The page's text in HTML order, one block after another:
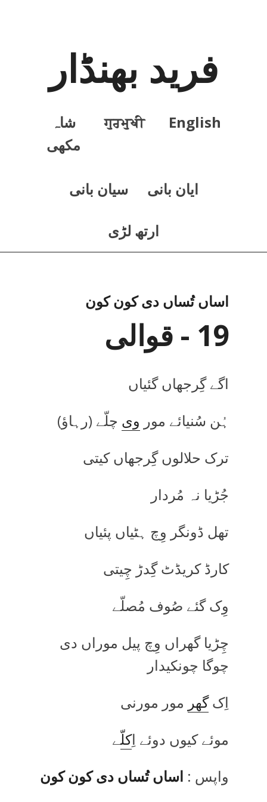
فرید بھنڈار
English
ਗੁਰਮੁਖੀ
شاہ
مکھی
ايان بانی سيان بانی
ارتھ لڑی
اساں تُساں دی کون کون
19 - قوالی
اگے گِرجھاں گئیاں
ہُن سُنیائے مور وی چلّے (رہاؤ)
ترک حلالوں گِرجھاں کیتی
جُڑیا نہ مُردار
تھل ڈونگر وِچ ہٹیاں پئیاں
کارڈ کریڈٹ گِدڑ چِیتی
وِک گئے صُوف مُصلّے
چِڑیا گھراں وِچ پیل موراں دی
چوگا چونکیدار
اِکگھر مور مورنی
موئے کیوں دوئے اِکلّے
واپس : اساں تُساں دی کون کون